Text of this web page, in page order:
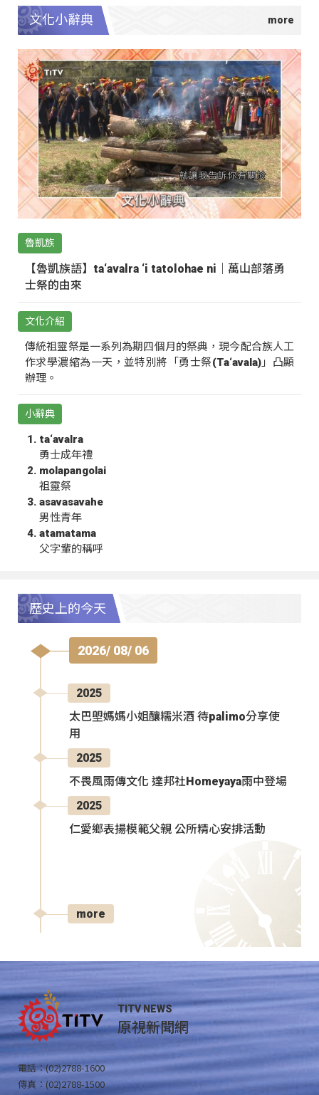
文化小辭典
魯凱族
【魯凱族語】ta‘avalra ‘i tatolohae ni｜萬山部落勇
士祭的由來
文化介紹
傳統祖靈祭是一系列為期四個月的祭典，現今配合族人工
作求學濃縮為一天，並特別將「勇士祭(Ta‘avala)」凸顯
辦理。
小辭典
ta‘avalra
勇士成年禮
molapangolai
祖靈祭
asavasavahe
男性青年
atamatama
父字輩的稱呼
歷史上的今天
2026/ 08/ 06
2025
太巴塱媽媽小姐釀糯米酒 待palimo分享使
用
2025
不畏風雨傳文化 達邦社Homeyaya雨中登場
2025
仁愛鄉表揚模範父親 公所精心安排活動
more
TITV NEWS
原視新聞網
電話：(02)2788-1600
傳真：(02)2788-1500